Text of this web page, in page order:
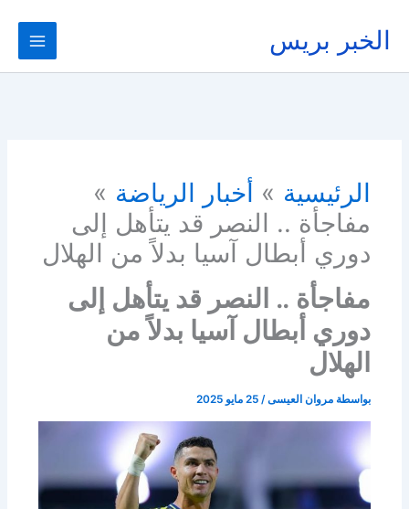
المحتوى
الخبر بريس
الرئيسية
أخبار الرياضة
مفاجأة .. النصر قد يتأهل إلى
دوري أبطال آسيا بدلاً من الهلال
مفاجأة .. النصر قد يتأهل إلى
دوري أبطال آسيا بدلاً من
الهلال
بواسطة مروان العيسى/25 مايو 2025